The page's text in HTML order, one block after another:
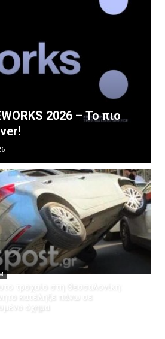
2026 – Το πιο
τροχαίο στη Θεσσαλονίκη:
κατέληξε πάνω σε
όχημα